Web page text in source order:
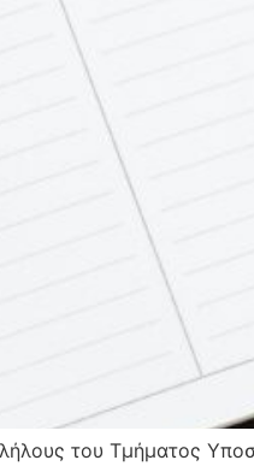
του Τμήματος